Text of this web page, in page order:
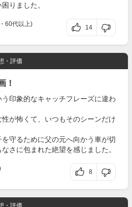
りました。
60代以上)
14
・評価
！
う印象的なキャッチフレーズに違わ
が怖くて、いつもそのシーンだけ
守るために父の元へ向かう車が切
さに包まれた絶望を感じました。
8
・評価